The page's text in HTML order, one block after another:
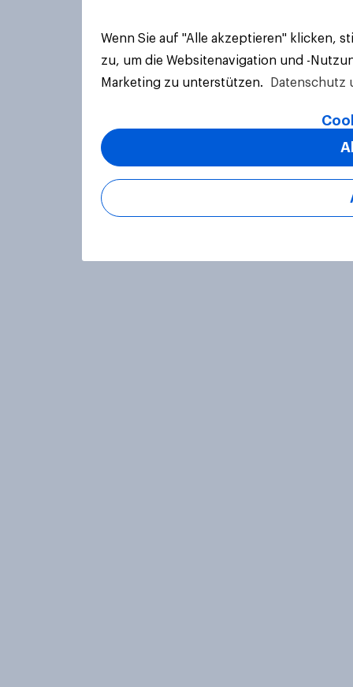
Wenn Sie auf "Alle akzeptieren" klicken,
zu, um die Websitenavigation und -
Marketing zu unterstützen.
Datenschutz